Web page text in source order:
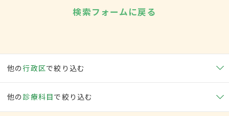
検索フォームに戻る
他の行政区で絞り込む
他の 診療科目で絞り込む